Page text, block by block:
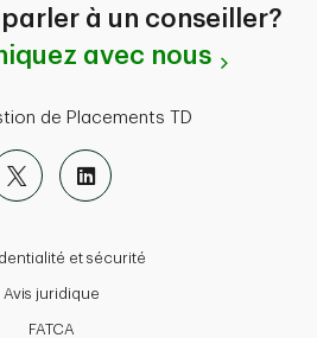
à un conseiller?
avec nous
de Placements TD
et sécurité
Avis juridique
FATCA